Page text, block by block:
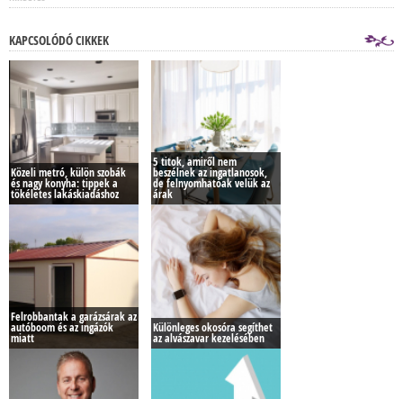
KAPCSOLÓDÓ CIKKEK
Közeli metró, külön szobák
és nagy konyha: tippek a
tökéletes lakáskiadáshoz
5 titok, amiről nem
beszélnek az ingatlanosok,
de felnyomhatóak velük az
árak
Felrobbantak a garázsárak az
autóboom és az ingázók
miatt
Különleges okosóra segíthet
az alvászavar kezelésében